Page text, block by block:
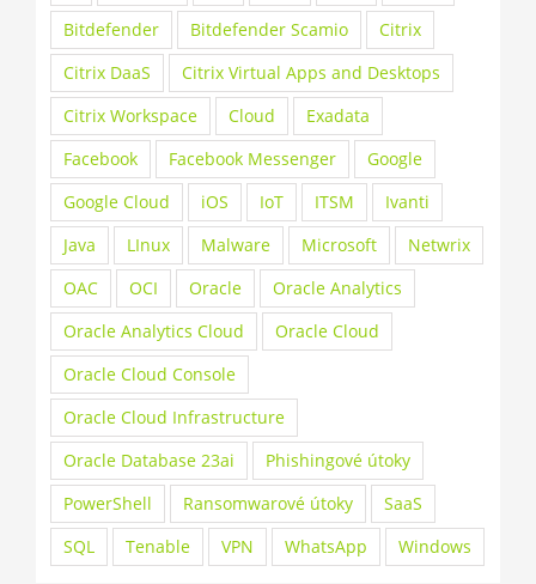
Bitdefender
Bitdefender Scamio
Citrix
Citrix DaaS
Citrix Virtual Apps and Desktops
Citrix Workspace
Cloud
Exadata
Facebook
Facebook Messenger
Google
Google Cloud
iOS IoT ITSM
Ivanti
Java
LInux Malware Microsoft
Netwrix
OAC
OCI Oracle
Oracle Analytics
Oracle Analytics Cloud
Oracle Cloud
Oracle Cloud Console
Oracle Cloud Infrastructure
Oracle Database 23ai
Phishingové útoky
PowerShell
Ransomwarové útoky
SaaS
SQL
Tenable VPN WhatsApp Windows